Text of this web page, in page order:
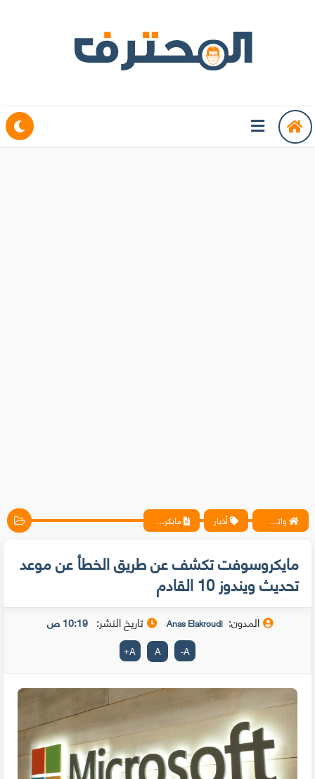
واتس آب ، فيسبوك ، أنترنت ، شروحات تقنية حصرية - المحترف أخبار مايكروسوفت تكشف عن طريق الخطأ عن موعد تحديث ويندوز 10 القادم
مايكروسوفت تكشف عن طريق الخطأ عن موعد
تحديث ويندوز 10 القادم
المدون: Anas Elakroudi تاريخ النشر: 10:19 ص
A
-
A
A
+